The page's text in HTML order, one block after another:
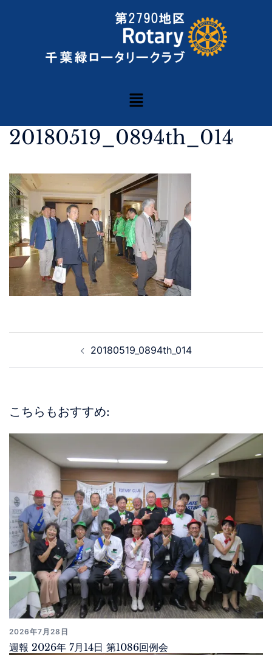
20180519_0894th_014
20180519_0894th_014
こちらもおすすめ:
2026年7月28日
週報 2026年 7月14日 第1086回例会